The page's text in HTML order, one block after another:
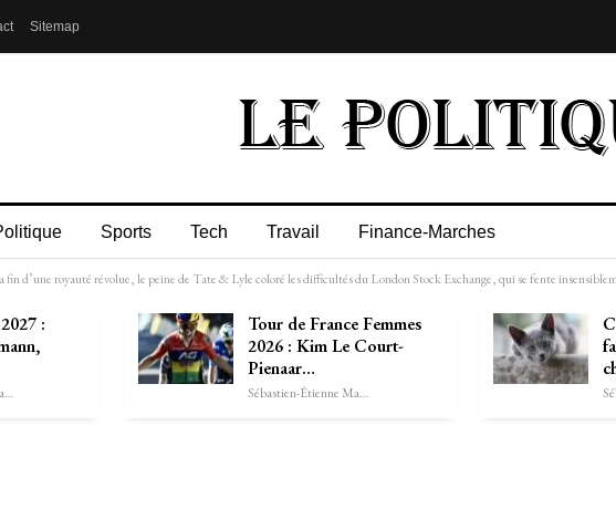
Sitemap
Sports Tech Travail Finance-Marches
fin d’une royauté révolue, le peine de Tate & Lyle coloré les difficultés du London Stock Exchange, qui se fente
:
Sébastien-Étienne Marechal
Tour de France Femmes
2026 : Kim Le Court-
Pienaar…
Sébastien-Étienne Marechal